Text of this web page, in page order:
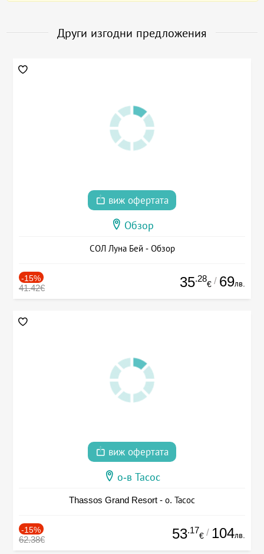
Други изгодни предложения
виж офертата
Обзор
СОЛ Луна Бей - Обзор
-15%
41.42€ 35.28
€ / 69лв.
виж офертата
о-в Тасос
Thassos Grand Resort - о. Тасос
-15%
62.38€ 53.17
€ / 104лв.